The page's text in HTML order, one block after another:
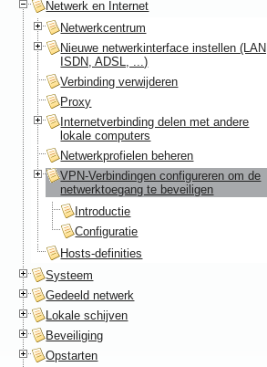
Netwerk en Internet
Netwerkcentrum
Nieuwe netwerkinterface instellen (LAN,
ISDN, ADSL, ...)
Verbinding verwijderen
Proxy
Internetverbinding delen met andere
lokale computers
Netwerkprofielen beheren
VPN-Verbindingen configureren om de
netwerktoegang te beveiligen
Introductie
Configuratie
Hosts-definities
Systeem
Gedeeld netwerk
Lokale schijven
Beveiliging
Opstarten